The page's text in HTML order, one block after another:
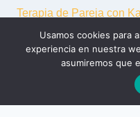
Terapia de Pareja con
Imagen con Liliana Falla
© 2026 -
Usamos cookies para
experiencia en nuestra
asumiremos que